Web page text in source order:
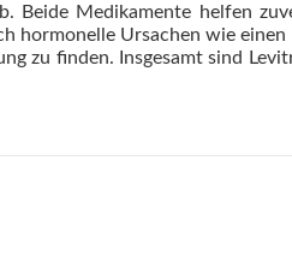
Beide Medikamente helfen
hormonelle Ursachen wie
zu finden. Insgesamt sind